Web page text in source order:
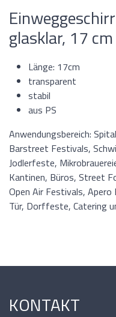
glasklar, 17 cm
Länge: 17cm
transparent
stabil
aus PS
Anwendungsbereich:
Barstreet Festivals,
Jodlerfeste,
Kantinen, Büros, Street
Open Air Festivals,
Tür, Dorffeste, Catering
KONTAKT